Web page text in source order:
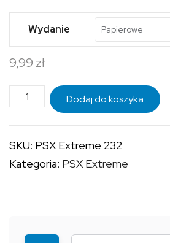
cen:
od
7,99 zł
9,99 zł
Wydanie
9,99 zł
ilość
PSX
EXTREME
232
Dodaj do koszyka
SKU: PSX Extreme 232
Kategoria: PSX Extreme